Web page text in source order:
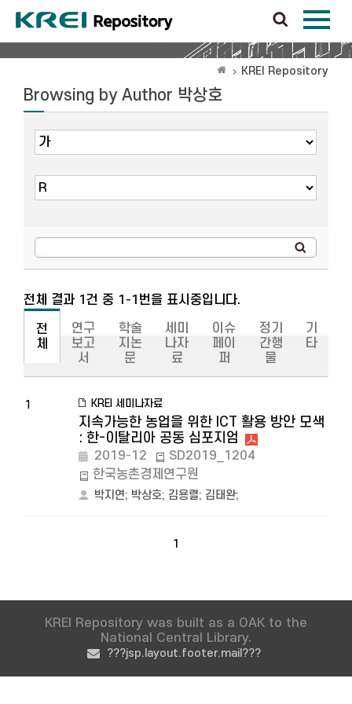
KREI Repository
Browsing by Author 박상호
전체 결과 1건 중 1-1번을 표시중입니다.
전
체
연구
보고
서
학술
지논
문
세미
나자
료
이슈
페이
퍼
정기
간행
물
기
타
1 KREI 세미나자료
지속가능한 농업을 위한 ICT 활용 방안 모색
: 한-이탈리아 공동 심포지엄
2019-12
SD2019_1204
한국농촌경제연구원
박지연; 박상호; 김용렬; 김태완;
1
KREI Repository was built as a OAK to the
National Central Library.
???jsp.layout.footer.mail???